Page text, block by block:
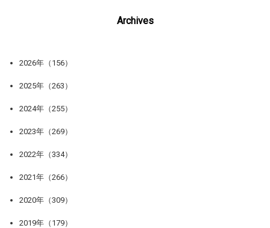
Archives
2026年（156）
2025年（263）
2024年（255）
2023年（269）
2022年（334）
2021年（266）
2020年（309）
2019年（179）